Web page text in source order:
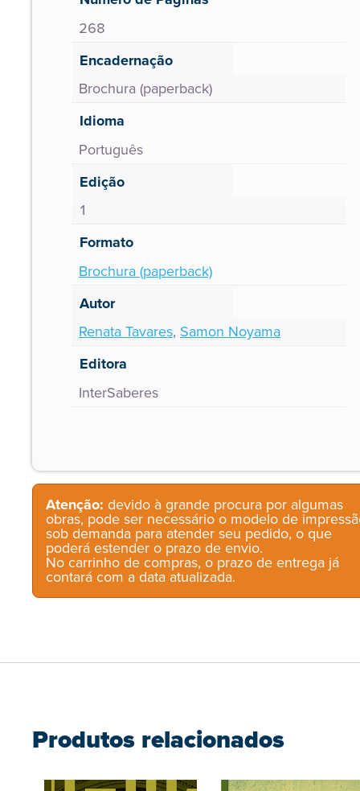
268
Encadernação
Brochura (paperback)
Idioma
Português
Edição
1
Formato
Brochura (paperback)
Autor
Renata Tavares, Samon Noyama
Editora
InterSaberes
Atenção: devido à grande procura por algumas
obras, pode ser necessário o modelo de
sob demanda para atender seu pedido, o que
poderá estender o prazo de envio.
No carrinho de compras, o prazo de entrega já
contará com a data atualizada.
Produtos relacionados